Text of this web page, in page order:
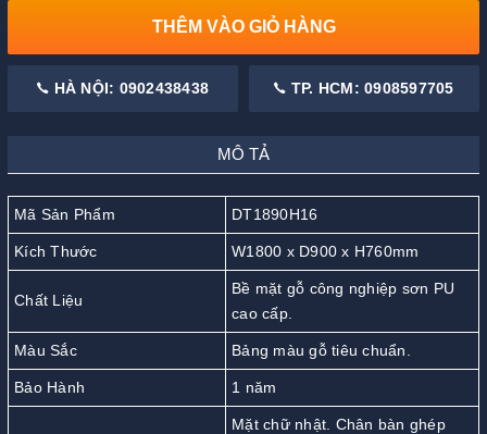
THÊM VÀO GIỎ HÀNG
HÀ NỘI: 0902438438 TP. HCM: 0908597705
MÔ TẢ
Mã Sản Phẩm DT1890H16
Kích Thước W1800 x D900 x H760mm
Chất Liệu
Bề mặt gỗ công nghiệp sơn PU
cao cấp.
Màu Sắc Bảng màu gỗ tiêu chuẩn.
Bảo Hành 1 năm
Mặt chữ nhật. Chân bàn ghép